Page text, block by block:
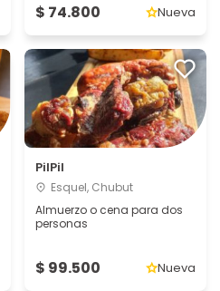
$ 74.800 Nueva
PilPil
Esquel, Chubut
Almuerzo o cena para dos
personas
$ 99.500 Nueva